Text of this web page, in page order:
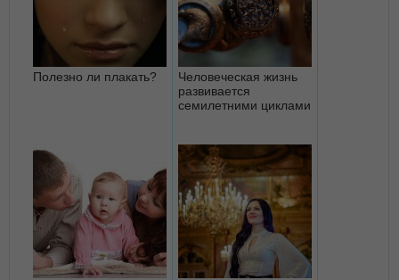
Полезно ли плакать?
Человеческая жизнь
развивается
семилетними циклами